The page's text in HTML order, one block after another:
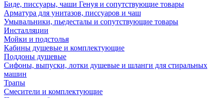
Биде, писсуары, чаши Генуя и сопутствующие товары
Арматура для унитазов, писсуаров и чаш
Умывальники, пьедесталы и сопутствующие товары
Инсталляции
Мойки и подстолья
Кабины душевые и комплектующие
Поддоны душевые
Сифоны, выпуски, лотки душевые и шланги для стиральных
машин
Трапы
Смесители и комплектующие